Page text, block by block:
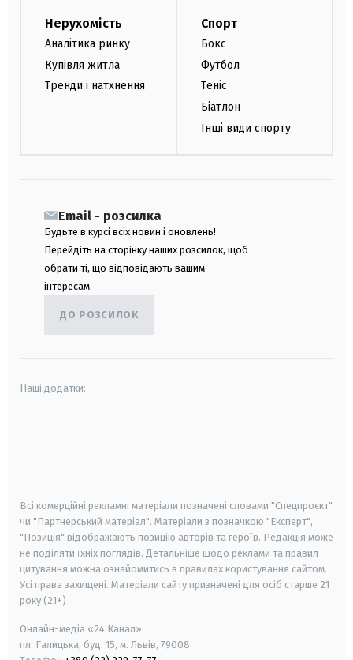
Нерухомість
Аналітика ринку
Купівля житла
Тренди і натхнення
Спорт
Бокс
Футбол
Теніс
Біатлон
Інші види спорту
Email - розсилка
Будьте в курсі всіх новин і оновлень!
Перейдіть на сторінку наших розсилок, щоб
обрати ті, що відповідають вашим
інтересам.
ДО РОЗСИЛОК
Наші додатки:
Всі комерційні рекламні матеріали позначені словами "Спецпроєкт"
чи "Партнерський матеріал". Матеріали з позначкою "Експерт",
"Позиція" відображають позицію авторів та героїв. Редакція може
не поділяти їхніх поглядів. Детальніше щодо реклами та правил
цитування можна ознайомитись в правилах користування сайтом.
Усі права захищені. Матеріали сайту призначені для осіб старше 21
року (21+)
Онлайн-медіа «24 Канал»
пл. Галицька, буд. 15, м. Львів, 79008